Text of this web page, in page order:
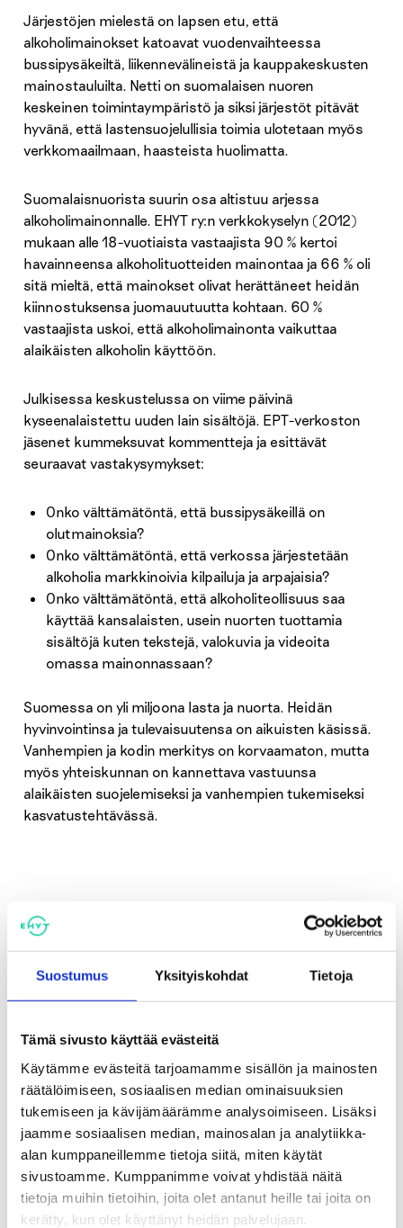
Suostumus Yksityiskohdat Tietoja
Tämä sivusto käyttää evästeitä
Käytämme evästeitä tarjoamamme sisällön ja mainosten
räätälöimiseen, sosiaalisen median ominaisuuksien
tukemiseen ja kävijämäärämme analysoimiseen. Lisäksi
jaamme sosiaalisen median, mainosalan ja analytiikka-
alan kumppaneillemme tietoja siitä, miten käytät
sivustoamme. Kumppanimme voivat yhdistää näitä
tietoja muihin tietoihin, joita olet antanut heille tai joita on
kerätty, kun olet käyttänyt heidän palvelujaan.
Järjestöjen mielestä on lapsen etu, että
alkoholimainokset katoavat vuodenvaihteessa
bussipysäkeiltä, liikennevälineistä ja kauppakeskusten
mainostauluilta. Netti on suomalaisen nuoren
keskeinen toimintaympäristö ja siksi järjestöt pitävät
hyvänä, että lastensuojelullisia toimia ulotetaan myös
verkkomaailmaan, haasteista huolimatta.
Suomalaisnuorista suurin osa altistuu arjessa
alkoholimainonnalle. EHYT ry:n verkkokyselyn (2012)
mukaan alle 18-vuotiaista vastaajista 90 % kertoi
havainneensa alkoholituotteiden mainontaa ja 66 % oli
sitä mieltä, että mainokset olivat herättäneet heidän
kiinnostuksensa juomauutuutta kohtaan. 60 %
vastaajista uskoi, että alkoholimainonta vaikuttaa
alaikäisten alkoholin käyttöön.
Julkisessa keskustelussa on viime päivinä
kyseenalaistettu uuden lain sisältöjä. EPT-verkoston
jäsenet kummeksuvat kommentteja ja esittävät
seuraavat vastakysymykset:
Onko välttämätöntä, että bussipysäkeillä on
olutmainoksia?
Onko välttämätöntä, että verkossa järjestetään
alkoholia markkinoivia kilpailuja ja arpajaisia?
Onko välttämätöntä, että alkoholiteollisuus saa
käyttää kansalaisten, usein nuorten tuottamia
sisältöjä kuten tekstejä, valokuvia ja videoita
omassa mainonnassaan?
Suomessa on yli miljoona lasta ja nuorta. Heidän
hyvinvointinsa ja tulevaisuutensa on aikuisten käsissä.
Vanhempien ja kodin merkitys on korvaamaton, mutta
myös yhteiskunnan on kannettava vastuunsa
alaikäisten suojelemiseksi ja vanhempien tukemiseksi
kasvatustehtävässä.
Lisätietoja:
Kristiina Hannula
Ehkäisevä päihdetyön verkoston puheenjohtaja
p. 040 701 5207
Ehkäisevän päihdetyön verkosto kokoaa yhteen 35
Suomen merkittävintä ehkäisevän päihdetyön
asiantuntijajärjestöä. Verkoston visio on yhteiskunta,
jossa on vähemmän päihteitä ja enemmän
hyvinvointia.www.ehyt.fi/ept-verkosto